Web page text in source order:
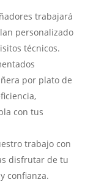
trabajará
personalizado
técnicos.
por plato de
con tus
trabajo con
disfrutar de tu
confianza.